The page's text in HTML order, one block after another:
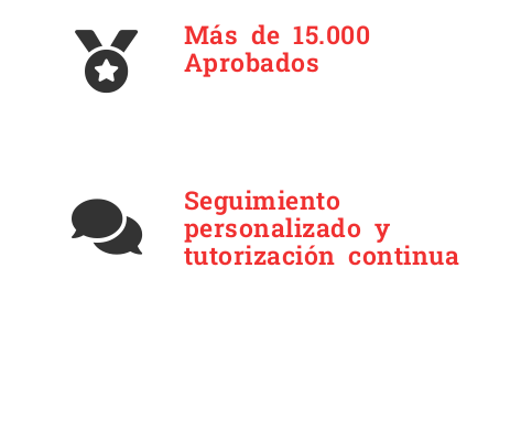
Más de 15.000
Aprobados
Seguimiento
personalizado y
tutorización continua